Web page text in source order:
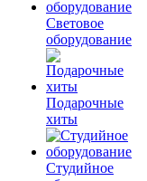
Световое
оборудование
Подарочные
хиты
Студийное